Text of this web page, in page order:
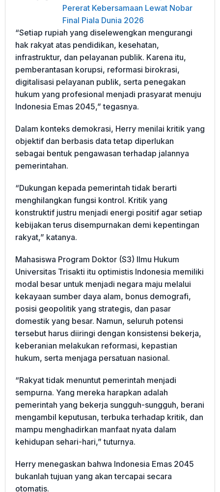
Pererat Kebersamaan Lewat Nobar
Final Piala Dunia 2026
“Setiap rupiah yang diselewengkan mengurangi
hak rakyat atas pendidikan, kesehatan,
infrastruktur, dan pelayanan publik. Karena itu,
pemberantasan korupsi, reformasi birokrasi,
digitalisasi pelayanan publik, serta penegakan
hukum yang profesional menjadi prasyarat menuju
Indonesia Emas 2045,” tegasnya.
Dalam konteks demokrasi, Herry menilai kritik yang
objektif dan berbasis data tetap diperlukan
sebagai bentuk pengawasan terhadap jalannya
pemerintahan.
“Dukungan kepada pemerintah tidak berarti
menghilangkan fungsi kontrol. Kritik yang
konstruktif justru menjadi energi positif agar setiap
kebijakan terus disempurnakan demi kepentingan
rakyat,” katanya.
Mahasiswa Program Doktor (S3) Ilmu Hukum
Universitas Trisakti itu optimistis Indonesia memiliki
modal besar untuk menjadi negara maju melalui
kekayaan sumber daya alam, bonus demografi,
posisi geopolitik yang strategis, dan pasar
domestik yang besar. Namun, seluruh potensi
tersebut harus diiringi dengan konsistensi bekerja,
keberanian melakukan reformasi, kepastian
hukum, serta menjaga persatuan nasional.
“Rakyat tidak menuntut pemerintah menjadi
sempurna. Yang mereka harapkan adalah
pemerintah yang bekerja sungguh-sungguh, berani
mengambil keputusan, terbuka terhadap kritik, dan
mampu menghadirkan manfaat nyata dalam
kehidupan sehari-hari,” tuturnya.
Herry menegaskan bahwa Indonesia Emas 2045
bukanlah tujuan yang akan tercapai secara
otomatis.